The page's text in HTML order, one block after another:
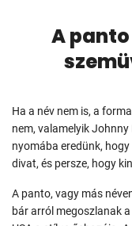
A
Ha a név nem is, a
nem, valamelyik
nyomába eredünk,
divat, és persze, hogy
A panto, vagy más
bár arról megoszlanak